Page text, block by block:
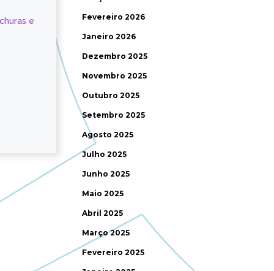
e Fevereiro 2026
Janeiro 2026
Dezembro 2025
Novembro 2025
Outubro 2025
Setembro 2025
Agosto 2025
Julho 2025
Junho 2025
Maio 2025
Abril 2025
Março 2025
Fevereiro 2025